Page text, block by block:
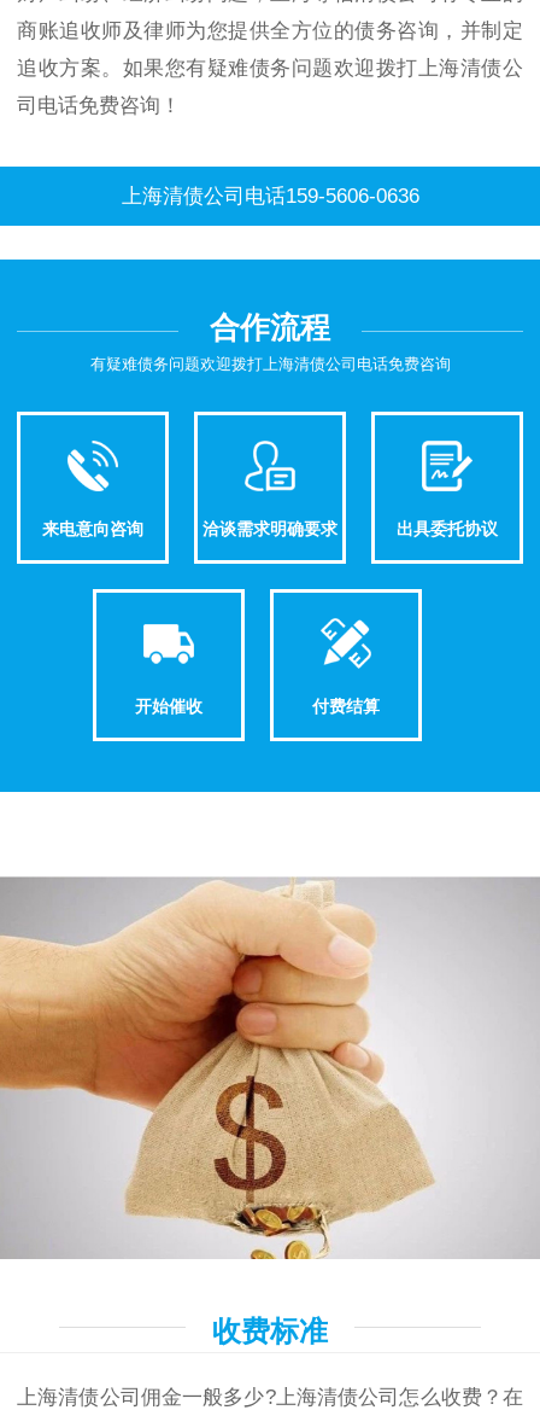
商账追收师及律师为您提供全方位的债务咨询，并制定
追收方案。如果您有疑难债务问题欢迎拨打上海清债公
司电话免费咨询！
上海清债公司电话159-5606-0636
合作流程
有疑难债务问题欢迎拨打上海清债公司电话免费咨询
来电意向咨询 洽谈需求明确要求 出具委托协议
开始催收 付费结算
收费标准
上海清债公司佣金一般多少?上海清债公司怎么收费？在